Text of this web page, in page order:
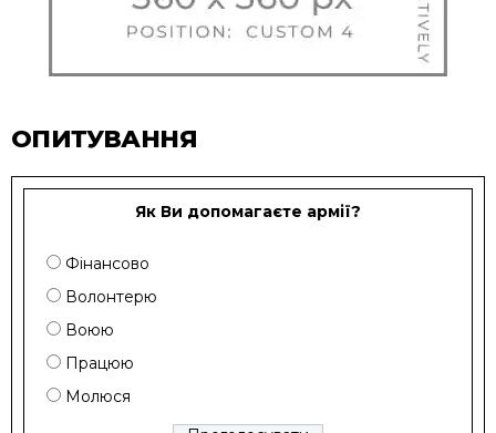
ОПИТУВАННЯ
Як Ви допомагаєте армії?
Фінансово
Волонтерю
Воюю
Працюю
Молюся